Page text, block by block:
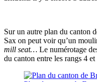
Sur un autre plan du canton
Sax on peut voir qu’un
mill seat… Le numérotage
du canton entre les rangs 4 et